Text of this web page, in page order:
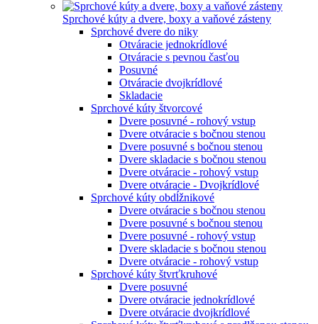
Sprchové kúty a dvere, boxy a vaňové zásteny
Sprchové dvere do niky
Otváracie jednokrídlové
Otváracie s pevnou časťou
Posuvné
Otváracie dvojkrídlové
Skladacie
Sprchové kúty štvorcové
Dvere posuvné - rohový vstup
Dvere otváracie s bočnou stenou
Dvere posuvné s bočnou stenou
Dvere skladacie s bočnou stenou
Dvere otváracie - rohový vstup
Dvere otváracie - Dvojkrídlové
Sprchové kúty obdĺžnikové
Dvere otváracie s bočnou stenou
Dvere posuvné s bočnou stenou
Dvere posuvné - rohový vstup
Dvere skladacie s bočnou stenou
Dvere otváracie - rohový vstup
Sprchové kúty štvrťkruhové
Dvere posuvné
Dvere otváracie jednokrídlové
Dvere otváracie dvojkrídlové